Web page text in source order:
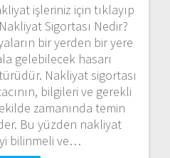
işleriniz için tıklayıp
Sigortası Nedir?
bir yerden bir yere
gelebilecek hasarı
Nakliyat sigortası
bilgileri ve gerekli
zamanında temin
Bu yüzden nakliyat
bilinmeli ve…